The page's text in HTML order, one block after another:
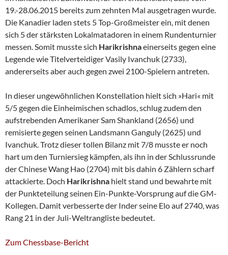
19.-28.06.2015 bereits zum zehnten Mal ausgetragen wurde.
Die Kanadier laden stets 5 Top-Großmeister ein, mit denen
sich 5 der stärksten Lokalmatadoren in einem Rundenturnier
messen. Somit musste sich Harikrishnaeinerseits gegen eine
Legende wie Titelverteidiger Vasily Ivanchuk (2733),
andererseits aber auch gegen zwei 2100-Spielern antreten.
In dieser ungewöhnlichen Konstellation hielt sich »Hari« mit
5/5 gegen die Einheimischen schadlos, schlug zudem den
aufstrebenden Amerikaner Sam Shankland (2656) und
remisierte gegen seinen Landsmann Ganguly (2625) und
Ivanchuk. Trotz dieser tollen Bilanz mit 7/8 musste er noch
hart um den Turniersieg kämpfen, als ihn in der Schlussrunde
der Chinese Wang Hao (2704) mit bis dahin 6 Zählern scharf
attackierte. Doch Harikrishna hielt stand und bewahrte mit
der Punkteteilung seinen Ein-Punkte-Vorsprung auf die GM-
Kollegen. Damit verbesserte der Inder seine Elo auf 2740, was
Rang 21 in der Juli-Weltrangliste bedeutet.
Zum Chessbase-Bericht